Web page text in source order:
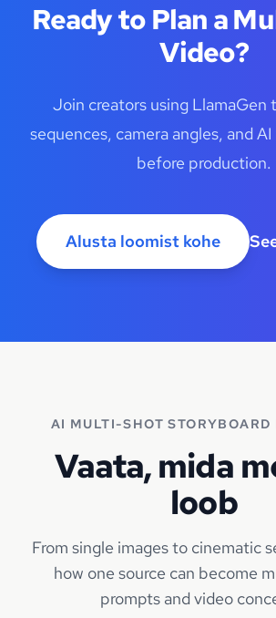
Ready to Plan a
Video?
Join creators using LlamaGen
sequences, camera angles, and
before production.
Alusta loomist kohe
AI MULTI-SHOT STORYBOARD
Vaata, mida
loob
From single images to cinematic
how one source can become
prompts and video